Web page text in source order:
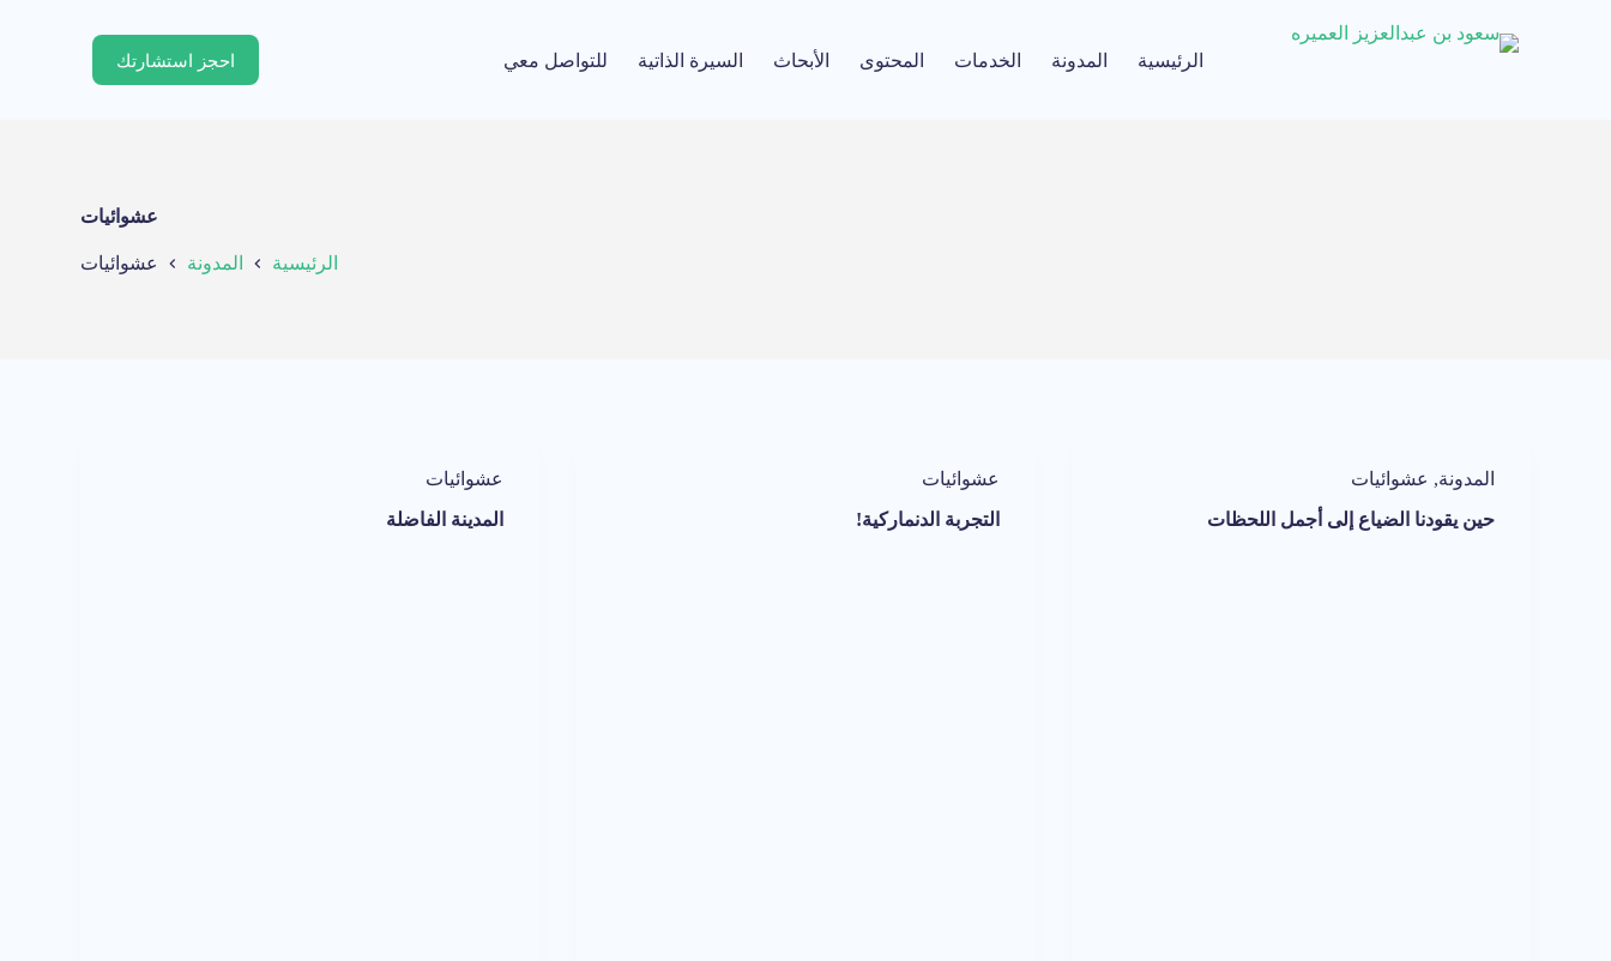
الرئيسية المدونة الخدمات المحتوى الأبحاث السيرة الذاتية للتواصل معي احجز استشارتك
عشوائيات
الرئيسية المدونة عشوائيات
المدونة, عشوائيات
حين يقودنا الضياع إلى أجمل اللحظات
عشوائيات
التجربة الدنماركية!
عشوائيات
المدينة الفاضلة